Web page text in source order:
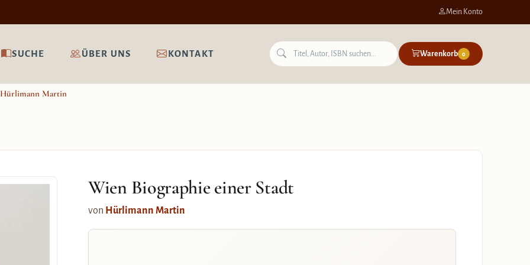
Mein Konto
SUCHE ÜBER UNS KONTAKT Warenkorb 0
Hürlimann Martin
Wien Biographie einer Stadt
von Hürlimann Martin